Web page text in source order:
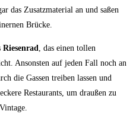
das Zusatzmaterial an und saßen
Brücke.
Riesenrad , das einen tollen
Ansonsten auf jeden Fall noch an
die Gassen treiben lassen und
Restaurants, um draußen zu